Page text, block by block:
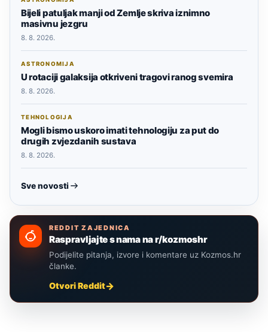
Bijeli patuljak manji od Zemlje skriva iznimno
masivnu jezgru
8. 8. 2026.
ASTRONOMIJA
U rotaciji galaksija otkriveni tragovi ranog svemira
8. 8. 2026.
TEHNOLOGIJA
Mogli bismo uskoro imati tehnologiju za put do
drugih zvjezdanih sustava
8. 8. 2026.
Sve novosti
REDDIT ZAJEDNICA
Raspravljajte s nama na r/kozmoshr
Podijelite pitanja, izvore i komentare uz Kozmos.hr
članke.
Otvori Reddit